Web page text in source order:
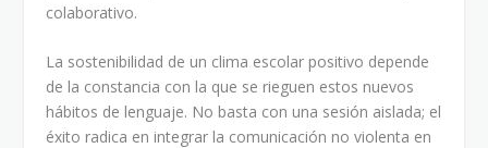
colaborativo.
La sostenibilidad de un clima escolar positivo depende
de la constancia con la que se rieguen estos nuevos
hábitos de lenguaje. No basta con una sesión aislada; el
éxito radica en integrar la comunicación no violenta en